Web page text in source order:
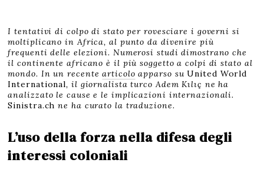
I tentativi di colpo di stato per rovesciare i governi si
moltiplicano in Africa, al punto da divenire più
frequenti delle elezioni. Numerosi studi dimostrano che
il continente africano è il più soggetto a colpi di stato al
mondo. In un recentearticolo apparso suUnited World
International, il giornalista turco Adem Kılıç ne ha
analizzato le cause e le implicazioni internazionali.
Sinistra.ch ne ha curato la traduzione.
L’uso della forza nella difesa degli
interessi coloniali